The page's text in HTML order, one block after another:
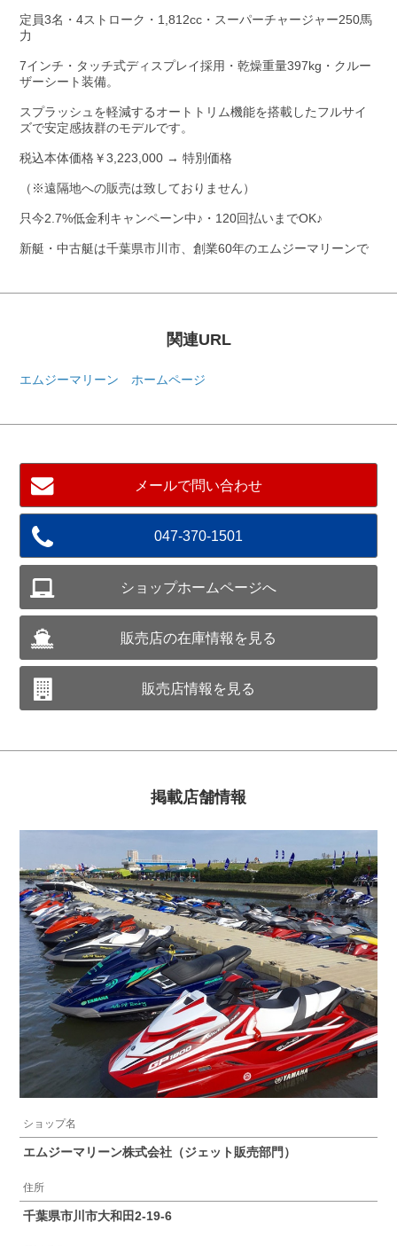
定員3名・4ストローク・1,812cc・スーパーチャージャー250馬
力
7インチ・タッチ式ディスプレイ採用・乾燥重量397kg・クルー
ザーシート装備。
スプラッシュを軽減するオートトリム機能を搭載したフルサイ
ズで安定感抜群のモデルです。
税込本体価格￥3,223,000 → 特別価格
（※遠隔地への販売は致しておりません）
只今2.7%低金利キャンペーン中♪・120回払いまでOK♪
新艇・中古艇は千葉県市川市、創業60年のエムジーマリーンで
関連URL
エムジーマリーン ホームページ
メールで問い合わせ
047-370-1501
ショップホームページへ
販売店の在庫情報を見る
販売店情報を見る
掲載店舗情報
ショップ名
エムジーマリーン株式会社（ジェット販売部門）
住所
千葉県市川市大和田2-19-6